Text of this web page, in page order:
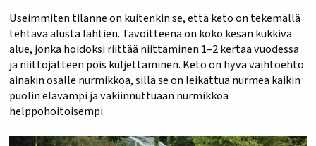
Useimmiten tilanne on kuitenkin se, että keto on tekemällä
tehtävä alusta lähtien. Tavoitteena on koko kesän kukkiva
alue, jonka hoidoksi riittää niittäminen 1–2 kertaa vuodessa
ja niittojätteen pois kuljettaminen. Keto on hyvä vaihtoehto
ainakin osalle nurmikkoa, sillä se on leikattua nurmea kaikin
puolin elävämpi ja vakiinnuttuaan nurmikkoa
helppohoitoisempi.